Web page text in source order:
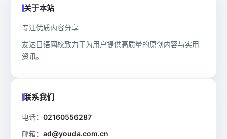
关于本站
专注优质内容分享
友达日语网校致力于为用户提供高质量的原创内容与实用
资讯。
联系我们
电话： 02160556287
邮箱： ad@youda.com.cn